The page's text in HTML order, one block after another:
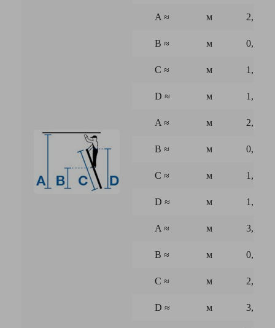
A ≈ м 2,95
B ≈ м 0,95
C ≈ м 1,70
D ≈ м 1,60
A ≈ м 2,70
B ≈ м 0,70
C ≈ м 1,70
D ≈ м 1,65
A ≈ м 3,80
B ≈ м 0,95
C ≈ м 2,50
D ≈ м 3,80